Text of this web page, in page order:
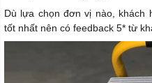
Dù lựa chọn đơn vị nào, khách
tốt nhất nên có feedback 5* từ